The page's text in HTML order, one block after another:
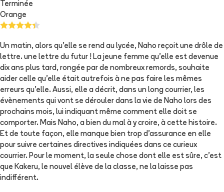
Terminée
Orange
Un matin, alors qu'elle se rend au lycée, Naho reçoit une drôle de
lettre. une lettre du futur ! La jeune femme qu'elle est devenue
dix ans plus tard, rongée par de nombreux remords, souhaite
aider celle qu'elle était autrefois à ne pas faire les mêmes
erreurs qu'elle. Aussi, elle a décrit, dans un long courrier, les
évènements qui vont se dérouler dans la vie de Naho lors des
prochains mois, lui indiquant même comment elle doit se
comporter. Mais Naho, a bien du mal à y croire, à cette histoire.
Et de toute façon, elle manque bien trop d'assurance en elle
pour suivre certaines directives indiquées dans ce curieux
courrier. Pour le moment, la seule chose dont elle est sûre, c'est
que Kakeru, le nouvel élève de la classe, ne la laisse pas
indifférent.